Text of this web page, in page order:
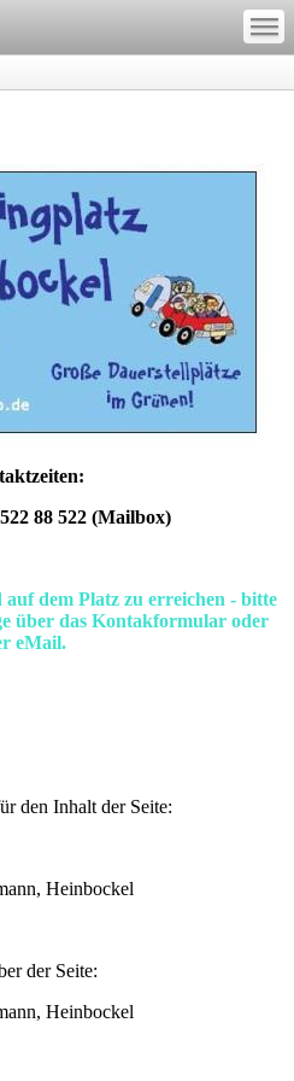
—
—
—
88 522 (Mailbox)
dem Platz zu erreichen - bitte
über das Kontakformular oder
eMail.
den Inhalt der Seite:
Heinbockel
der Seite:
Heinbockel